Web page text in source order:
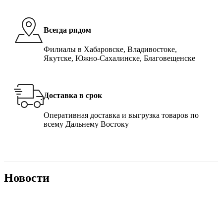
Всегда рядом
Филиалы в Хабаровске, Владивостоке,
Якутске, Южно-Сахалинске, Благовещенске
Доставка в срок
Оперативная доставка и выгрузка товаров по
всему Дальнему Востоку
Новости